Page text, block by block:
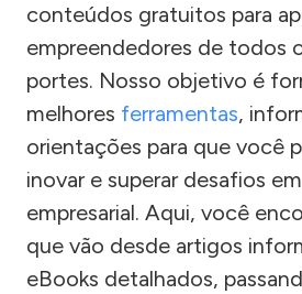
conteúdos gratuitos para
empreendedores de todos
portes. Nosso objetivo é
melhores ferramentas,
orientações para que você
inovar e superar desafios
empresarial. Aqui, você
que vão desde artigos
eBooks detalhados,